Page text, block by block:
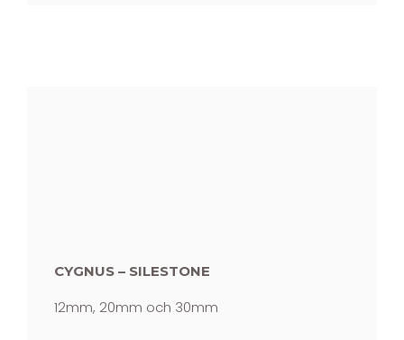
CYGNUS – SILESTONE
12mm, 20mm och 30mm